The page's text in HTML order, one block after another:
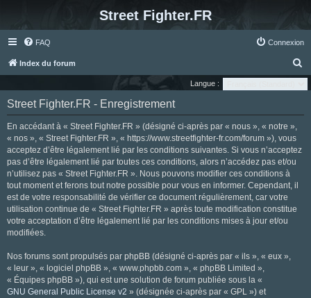
Street Fighter.FR
FAQ Connexion
Index du forum
e
Langue :
Street Fighter.FR - Enregistrement
En accédant à « Street Fighter.FR » (désigné ci-après par « nous », « notre »,
« nos », « Street Fighter.FR », « https://www.streetfighter-fr.com/forum »), vous
acceptez d’être légalement lié par les conditions suivantes. Si vous n’acceptez
pas d’être légalement lié par toutes ces conditions, alors n’accédez pas et/ou
n’utilisez pas « Street Fighter.FR ». Nous pouvons modifier ces conditions à
tout moment et ferons tout notre possible pour vous en informer. Cependant, il
est de votre responsabilité de vérifier ce document régulièrement, car votre
utilisation continue de « Street Fighter.FR » après toute modification constitue
votre acceptation d’être légalement lié par les conditions mises à jour et/ou
modifiées.
Nos forums sont propulsés par phpBB (désigné ci-après par « ils », « eux »,
« leur », « logiciel phpBB », « www.phpbb.com », « phpBB Limited »,
« Équipes phpBB »), qui est une solution de forum publiée sous la «
GNU General Public License v2 » (désignée ci-après par « GPL ») et